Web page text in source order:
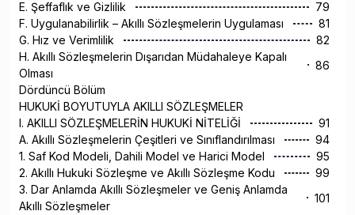
E. Şeffaflık ve Gizlilik
79
F. Uygulanabilirlik – Akıllı Sözleşmelerin Uygulaması
81
G. Hız ve Verimlilik
82
H. Akıllı Sözleşmelerin Dışarıdan Müdahaleye Kapalı
Olması
86
Dördüncü Bölüm
HUKUKİ BOYUTUYLA AKILLI SÖZLEŞMELER
I. AKILLI SÖZLEŞMELERİN HUKUKİ NİTELİĞİ
91
A. Akıllı Sözleşmelerin Çeşitleri ve Sınıflandırılması
94
1. Saf Kod Modeli, Dahili Model ve Harici Model
95
2. Akıllı Hukuki Sözleşme ve Akıllı Sözleşme Kodu
99
3. Dar Anlamda Akıllı Sözleşmeler ve Geniş Anlamda
Akıllı Sözleşmeler
101